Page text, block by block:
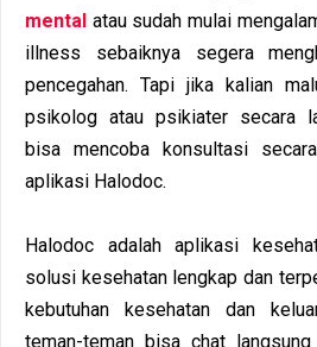
mental atau sudah mulai
illness sebaiknya segera
pencegahan. Tapi jika kalian
psikolog atau psikiater secara
bisa mencoba konsultasi
aplikasi Halodoc.
Halodoc adalah aplikasi
ѕоluѕі kesehatan lеngkар dаn
kеbutuhаn kеѕеhаtаn dаn
teman-teman bisa chat